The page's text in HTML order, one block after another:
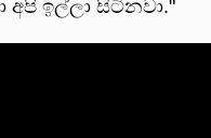
ඉල්ලා සිටිනවා."